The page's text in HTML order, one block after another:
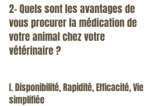
2- Quels sont les avantages de
vous procurer la médication de
votre animal chez votre
vétérinaire ?
I. Disponibilité, Rapidité, Efficacité, Vie
simplifiée